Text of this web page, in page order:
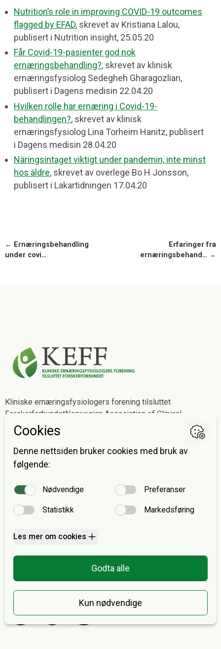
Nutrition’s role in improving COVID-19 outcomes
flagged by EFAD, skrevet av Kristiana Lalou,
publisert i Nutrition insight, 25.05.20
Får Covid-19-pasienter god nok
ernæringsbehandling?, skrevet av klinisk
ernæringsfysiolog Sedegheh Gharagozlian,
publisert i Dagens medisin 22.04.20
Hvilken rolle har ernæring i Covid-19-
behandlingen?, skrevet av klinisk
ernæringsfysiolog Lina Torheim Hanitz, publisert
i Dagens medisin 28.04.20
Näringsintaget viktigt under pandemin, inte minst
hos äldre, skrevet av overlege Bo H Jonsson,
publisert i Lakartidningen 17.04.20
← Ernæringsbehandling
under covi…
Erfaringer fra
ernæringsbehand… →
Kliniske ernæringsfysiologers forening tilsluttet
ForskerforbundetNorwegian Association of Clinical
Dietitians affiliated with The Norwegian Association of
Researchers
Avdeling for ernæringsvitenskap
Postboks 1046 Blindern
0316 OSLO
E-post:post@keff.no
Fakturaadresse
Postboks 1035 Sentrum
E-post:post@keff.no